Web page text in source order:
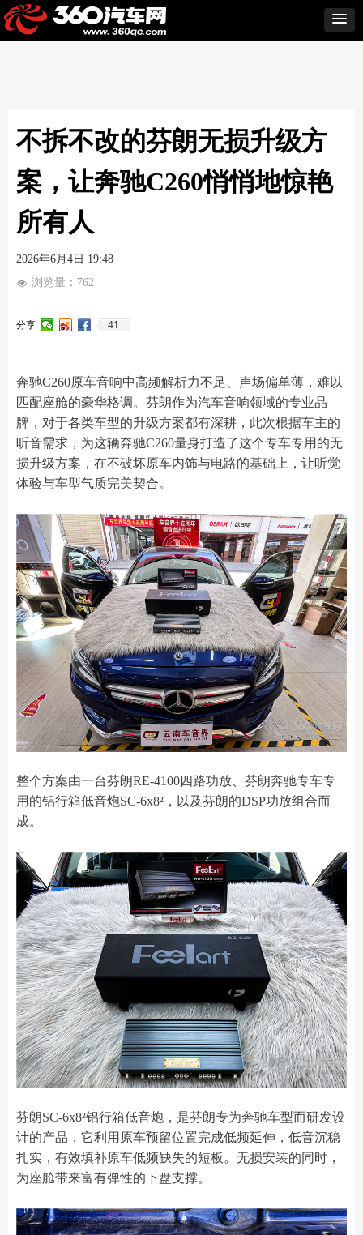
不拆不改的芬朗无损升级方
案，让奔驰C260悄悄地惊艳
所有人
奔驰C260原车音响中高频解析力不足、声场偏单薄，难以
匹配座舱的豪华格调。芬朗作为汽车音响领域的专业品
牌，对于各类车型的升级方案都有深耕，此次根据车主的
听音需求，为这辆奔驰C260量身打造了这个专车专用的无
损升级方案，在不破坏原车内饰与电路的基础上，让听觉
体验与车型气质完美契合。
整个方案由一台芬朗RE-4100四路功放、芬朗奔驰专车专
用的铝行箱低音炮SC-6x8²，以及芬朗的DSP功放组合而
成。
芬朗SC-6x8²铝行箱低音炮，是芬朗专为奔驰车型而研发设
计的产品，它利用原车预留位置完成低频延伸，低音沉稳
扎实，有效填补原车低频缺失的短板。无损安装的同时，
为座舱带来富有弹性的下盘支撑。
2026年6月4日 19:48
分享 41
넶 浏览量： 762